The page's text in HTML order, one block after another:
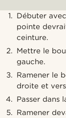
Débuter
pointe
ceinture.
Mettre le
gauche.
Ramener le
droite et
Passer dans
Ramener